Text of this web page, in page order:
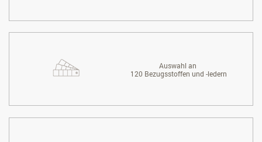
Auswahl an
120 Bezugsstoffen und -ledern